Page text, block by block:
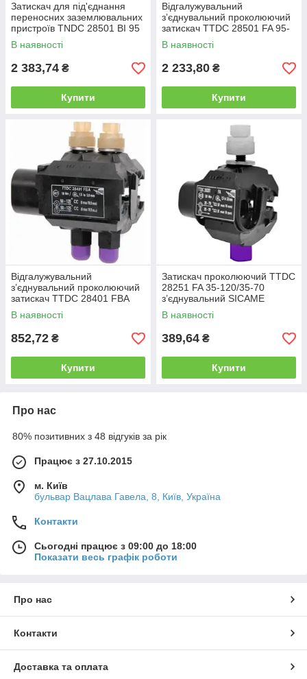
Затискач для під'єднання
переносних заземлювальних
пристроїв TNDC 28501 BI 95
95-300 мм² SICAME,
проколювальний затискач зі
В наявності
2 383,74 ₴
Купити
Відгалужувальний
з’єднувальний проколюючий
затискач TTDC 28501 FA 95-
240/95-240 SICAME
В наявності
2 233,80 ₴
Купити
Відгалужувальний
з’єднувальний проколюючий
затискач TTDC 28401 FBA
50-120/50-120 SICAME
В наявності
852,72 ₴
Купити
Затискач проколюючий TTDC
28251 FA 35-120/35-70
з’єднувальний SICAME
В наявності
389,64 ₴
Купити
Про нас
80% позитивних з 48 відгуків за рік
Працює з 27.10.2015
м. Київ
бульвар Вацлава Гавела, 8, Київ, Україна
Контакти
Сьогодні працює з 09:00 до 18:00
Показати весь графік роботи
Про нас
Контакти
Доставка та оплата